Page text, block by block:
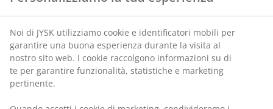
In 100% poliestere (50% riciclato). 130x180 cm
SKU: 4534600
Specificazioni